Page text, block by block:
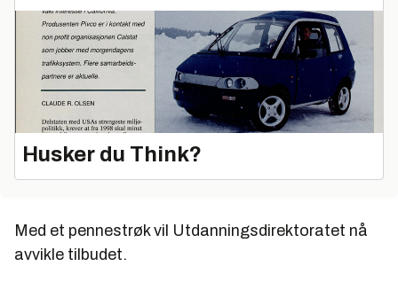
Husker du Think?
Med et pennestrøk vil Utdanningsdirektoratet nå
avvikle tilbudet.